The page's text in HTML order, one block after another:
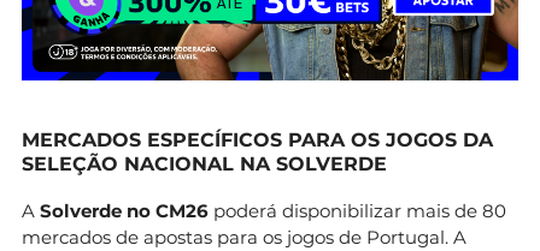
MERCADOS ESPECÍFICOS PARA OS JOGOS DA
SELEÇÃO NACIONAL NA SOLVERDE
A Solverde no CM26 poderá disponibilizar mais de 80
mercados de apostas para os jogos de Portugal. A